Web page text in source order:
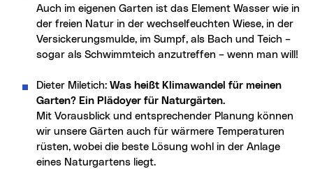
Auch im eigenen Garten ist das Element Wasser wie in
der freien Natur in der wechselfeuchten Wiese, in der
Versickerungsmulde, im Sumpf, als Bach und Teich –
sogar als Schwimmteich anzutreffen – wenn man will!
Dieter Miletich: Was heißt Klimawandel für meinen
Garten? Ein Plädoyer für Naturgärten.
Mit Vorausblick und entsprechender Planung können
wir unsere Gärten auch für wärmere Temperaturen
rüsten, wobei die beste Lösung wohl in der Anlage
eines Naturgartens liegt.